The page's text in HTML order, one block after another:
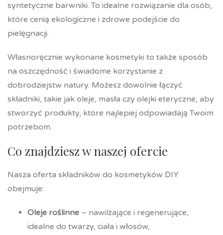
syntetyczne barwniki. To idealne rozwiązanie dla osób,
które cenią ekologiczne i zdrowe podejście do
pielęgnacji.
Własnoręcznie wykonane kosmetyki to także sposób
na oszczędność i świadome korzystanie z
dobrodziejstw natury. Możesz dowolnie łączyć
składniki, takie jak oleje, masła czy olejki eteryczne, aby
stworzyć produkty, które najlepiej odpowiadają Twoim
potrzebom.
Co znajdziesz w naszej ofercie
Nasza oferta składników do kosmetyków DIY
obejmuje:
Oleje roślinne – nawilżające i regenerujące,
idealne do twarzy, ciała i włosów,